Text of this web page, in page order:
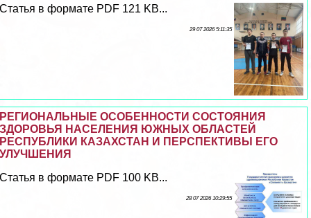
Статья в формате PDF 121 KB...
29 07 2026 5:11:35
РЕГИОНАЛЬНЫЕ ОСОБЕННОСТИ СОСТОЯНИЯ
ЗДОРОВЬЯ НАСЕЛЕНИЯ ЮЖНЫХ ОБЛАСТЕЙ
РЕСПУБЛИКИ КАЗАХСТАН И ПЕРСПЕКТИВЫ ЕГО
УЛУЧШЕНИЯ
Статья в формате PDF 100 KB...
28 07 2026 10:29:55